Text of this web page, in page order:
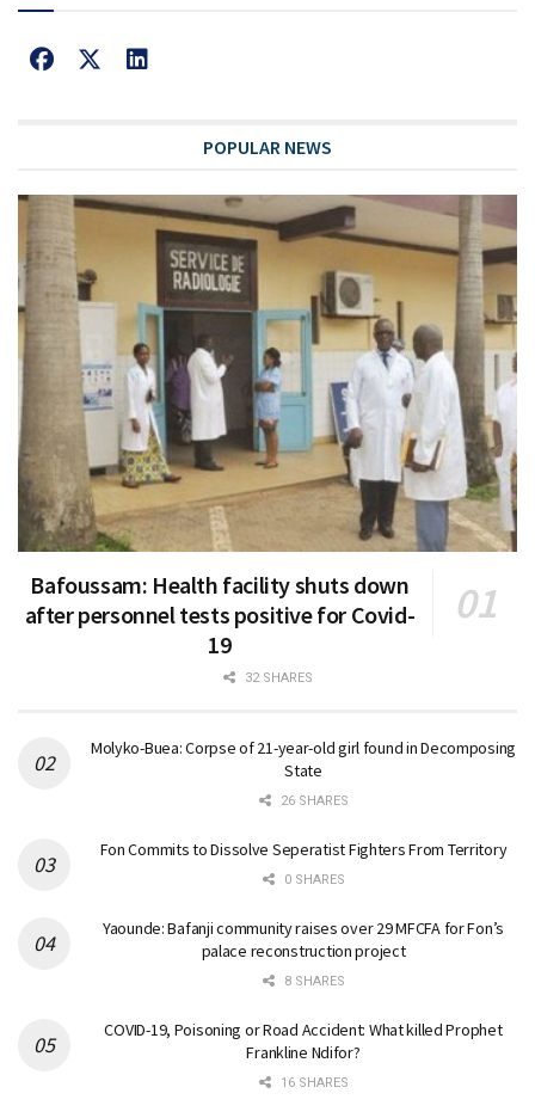
POPULAR NEWS
Bafoussam: Health facility shuts down
after personnel tests positive for Covid-
19
32 SHARES
Molyko-Buea: Corpse of 21-year-old girl found in Decomposing
State
26 SHARES
Fon Commits to Dissolve Seperatist Fighters From Territory
0 SHARES
Yaounde: Bafanji community raises over 29 MFCFA for Fon’s
palace reconstruction project
8 SHARES
COVID-19, Poisoning or Road Accident: What killed Prophet
Frankline Ndifor?
16 SHARES